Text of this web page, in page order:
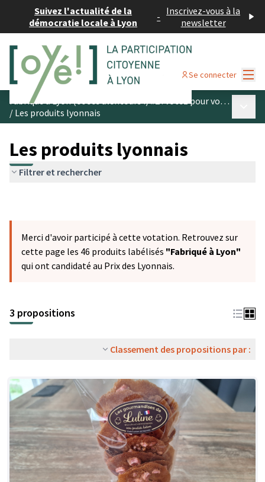
Suivez l'actualité de la
démocratie locale à Lyon
- Inscrivez-vous à la
newsletter
Se connecter
Fabriqué à Lyon (et ses alentours !) #2 : votez pour vos produits préférés
/ Les produits lyonnais
Les produits lyonnais
Filtrer et rechercher
Merci d'avoir participé à cette votation. Retrouvez sur
cette page les 46 produits labélisés "Fabriqué à Lyon"
qui ont candidaté au Prix des Lyonnais.
3 propositions
Classement des propositions par :